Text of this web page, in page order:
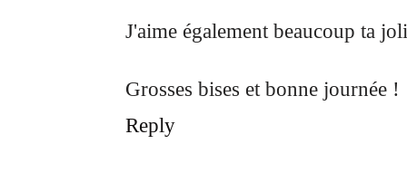
J'aime également beaucoup ta
Grosses bises et bonne journée !
Reply